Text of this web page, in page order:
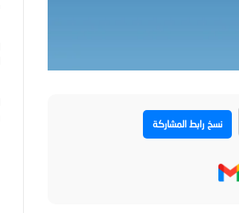
نسخ رابط المشاركة